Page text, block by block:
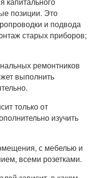
позиции. Это
и подвода
старых приборов;
ремонтников
выполнить
только от
изучить
с мебелью и
всеми розетками.